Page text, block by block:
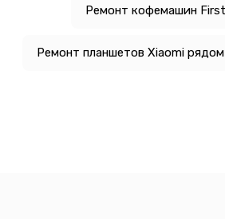
Ремонт кофемашин
Ремонт планшетов Xiaomi